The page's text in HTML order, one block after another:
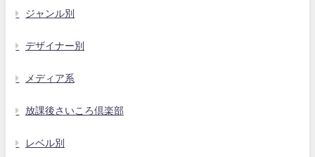
ジャンル別
デザイナー別
メディア系
放課後さいころ倶楽部
レベル別